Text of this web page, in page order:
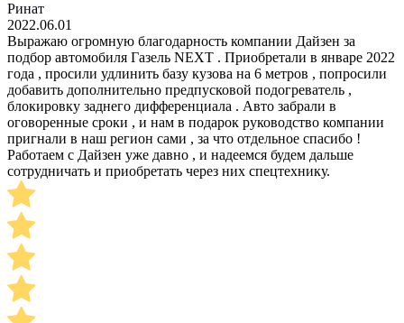
Ринат
2022.06.01
Выражаю огромную благодарность компании Дайзен за
подбор автомобиля Газель NEXT . Приобретали в январе 2022
года , просили удлинить базу кузова на 6 метров , попросили
добавить дополнительно предпусковой подогреватель ,
блокировку заднего дифференциала . Авто забрали в
оговоренные сроки , и нам в подарок руководство компании
пригнали в наш регион сами , за что отдельное спасибо !
Работаем с Дайзен уже давно , и надеемся будем дальше
сотрудничать и приобретать через них спецтехнику.